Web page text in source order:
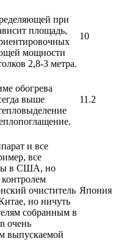
при
площадь,
мощности
2,8-3 метра.
10
обогрева
выше
11.2
и все
все
в США, но
очиститель
но ничуть
собранным в
очень
выпускаемой
Япония